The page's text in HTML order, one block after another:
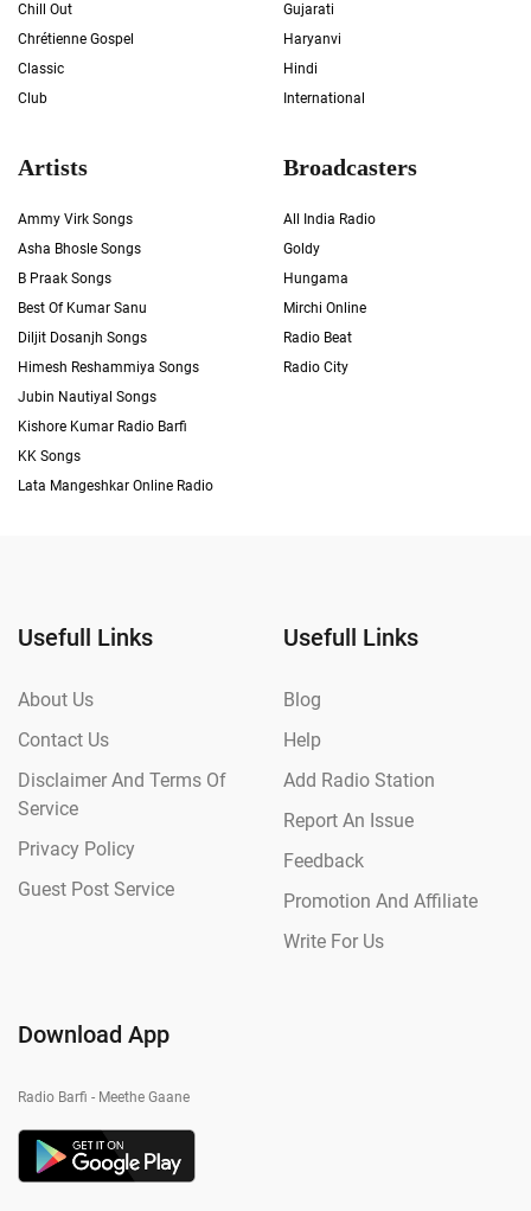
Chill Out
Chrétienne Gospel
Classic
Club
Gujarati
Haryanvi
Hindi
International
Artists
Ammy Virk Songs
Asha Bhosle Songs
B Praak Songs
Best Of Kumar Sanu
Diljit Dosanjh Songs
Himesh Reshammiya Songs
Jubin Nautiyal Songs
Kishore Kumar Radio Barfi
KK Songs
Lata Mangeshkar Online Radio
Broadcasters
All India Radio
Goldy
Hungama
Mirchi Online
Radio Beat
Radio City
Usefull Links
About Us
Contact Us
Disclaimer And Terms Of
Service
Privacy Policy
Guest Post Service
Usefull Links
Blog
Help
Add Radio Station
Report An Issue
Feedback
Promotion And Affiliate
Write For Us
Download App
Radio Barfi - Meethe Gaane